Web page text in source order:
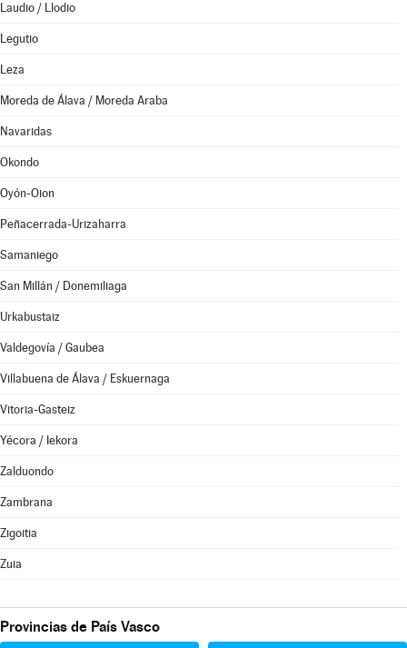
Laudio / Llodio
Legutio
Leza
Moreda de Álava / Moreda Araba
Navaridas
Okondo
Oyón-Oion
Peñacerrada-Urizaharra
Samaniego
San Millán / Donemiliaga
Urkabustaiz
Valdegovía / Gaubea
Villabuena de Álava / Eskuernaga
Vitoria-Gasteiz
Yécora / Iekora
Zalduondo
Zambrana
Zigoitia
Zuia
Provincias de País Vasco